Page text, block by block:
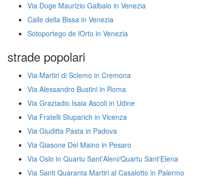
Via Doge Maurizio Galbaio in Venezia
Calle della Bissa in Venezia
Sotoportego de lOrto in Venezia
strade popolari
Via Martiri di Sclemo in Cremona
Via Alessandro Bustini in Roma
Via Graziadio Isaia Ascoli in Udine
Via Fratelli Stuparich in Vicenza
Via Giuditta Pasta in Padova
Via Giasone Del Maino in Pesaro
Via Oslo in Quartu Sant'Aleni/Quartu Sant'Elena
Via Santi Quaranta Martiri al Casalotto in Palermo